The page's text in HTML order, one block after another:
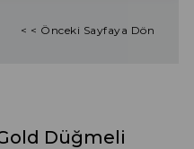
< < Önceki Sayfaya Dön
Düğmeli